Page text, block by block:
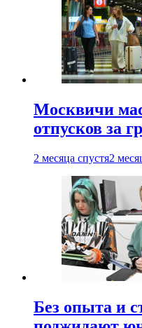
Москвичи
отпусков за
2 месяца спустя2
Без опыта и